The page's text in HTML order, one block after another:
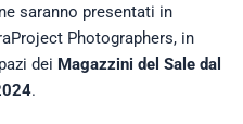
saranno presentati in
Photographers, in
dei Magazzini del Sale dal
.